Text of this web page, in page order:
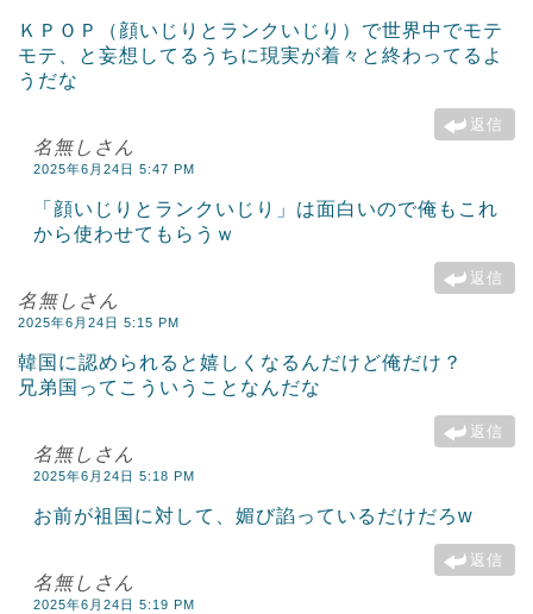
ＫＰＯＰ（顔いじりとランクいじり）で世界中でモテ
モテ、と妄想してるうちに現実が着々と終わってるよ
うだな
返信
名無しさん
2025年6月24日 5:47 PM
「顔いじりとランクいじり」は面白いので俺もこれ
から使わせてもらうｗ
返信
名無しさん
2025年6月24日 5:15 PM
韓国に認められると嬉しくなるんだけど俺だけ？
兄弟国ってこういうことなんだな
返信
名無しさん
2025年6月24日 5:18 PM
お前が祖国に対して、媚び諂っているだけだろw
返信
名無しさん
2025年6月24日 5:19 PM